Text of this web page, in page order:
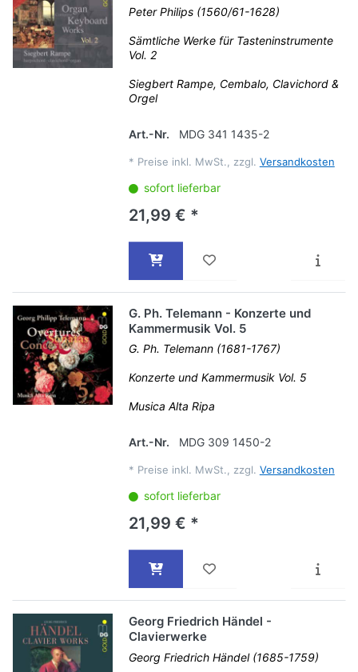
Peter Philips (1560/61-1628)
Sämtliche Werke für Tasteninstrumente
Vol. 2
Siegbert Rampe, Cembalo, Clavichord &
Orgel
Art.-Nr. MDG 341 1435-2
* Preise inkl. MwSt., zzgl. Versandkosten
sofort lieferbar
21,99 € *
G. Ph. Telemann - Konzerte und
Kammermusik Vol. 5
G. Ph. Telemann (1681-1767)
Konzerte und Kammermusik Vol. 5
Musica Alta Ripa
Art.-Nr. MDG 309 1450-2
* Preise inkl. MwSt., zzgl. Versandkosten
sofort lieferbar
21,99 € *
Georg Friedrich Händel -
Clavierwerke
Georg Friedrich Händel (1685-1759)